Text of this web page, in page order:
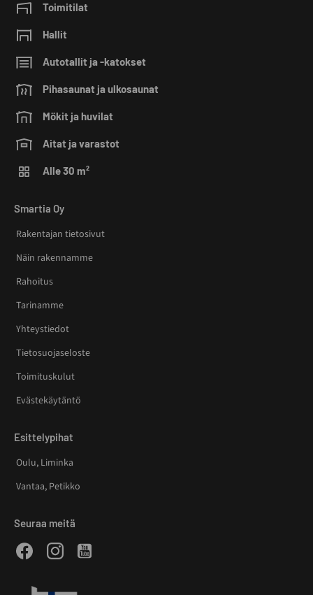
Toimitilat
Hallit
Autotallit ja -katokset
Pihasaunat ja ulkosaunat
Mökit ja huvilat
Aitat ja varastot
Alle 30 m²
Smartia Oy
Rakentajan tietosivut
Näin rakennamme
Rahoitus
Tarinamme
Yhteystiedot
Tietosuojaseloste
Toimituskulut
Evästekäytäntö
Esittelypihat
Oulu, Liminka
Vantaa, Petikko
Seuraa meitä
FacebookInstagramYoutube